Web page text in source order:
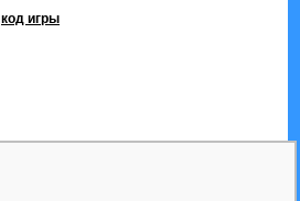
код игры